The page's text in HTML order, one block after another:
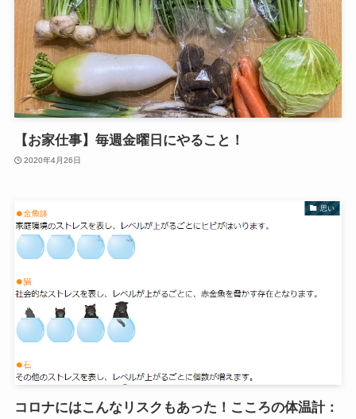
【お家仕事】毎週金曜日にやること！
2020年4月26日
思い
コロナにはこんなリスクもあった！こころの体温計：